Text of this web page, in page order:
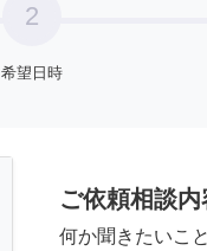
2
希望日時
ご依頼相談内
何か聞きたいこ